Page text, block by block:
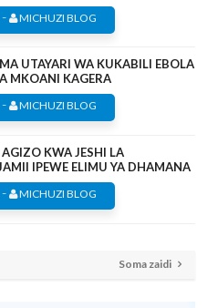
- MICHUZI BLOG
UTAYARI WA KUKABILI EBOLA
MKOANI KAGERA
- MICHUZI BLOG
KWA JESHI LA
IPEWE ELIMU YA DHAMANA
- MICHUZI BLOG
Soma zaidi